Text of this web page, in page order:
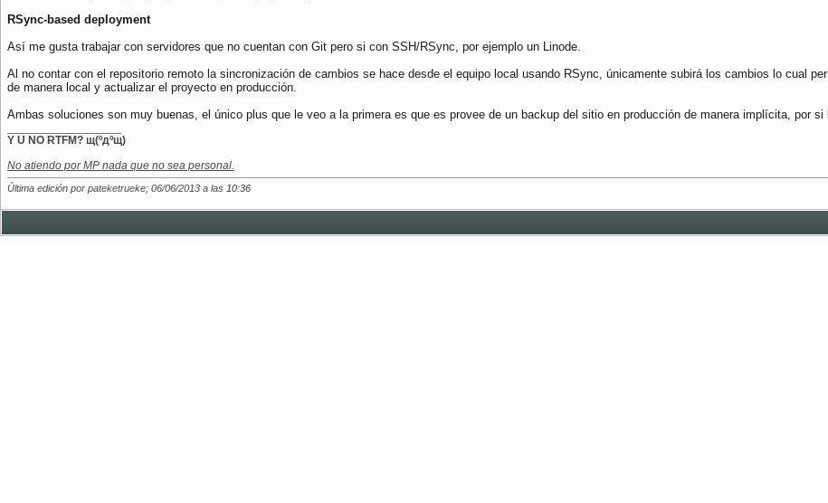
RSync-based deployment
Así me gusta trabajar con servidores que no cuentan con Git pero si con SSH/RSync, por ejemplo un Linode.
Al no contar con el repositorio remoto la sincronización de cambios se hace desde el equipo local usando RSync, únicamente subirá los cambios lo cual
de manera local y actualizar el proyecto en producción.
Ambas soluciones son muy buenas, el único plus que le veo a la primera es que es provee de un backup del sitio en producción de manera implícita, por si
Y U NO RTFM? щ(ºдºщ)
No atiendo por MP nada que no sea personal.
Última edición por pateketrueke; 06/06/2013 a las 10:36